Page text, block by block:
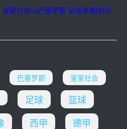
家社会vs巴塞罗那 全场录像[有比
巴塞罗那 皇家社会
足球 篮球
西甲 德甲